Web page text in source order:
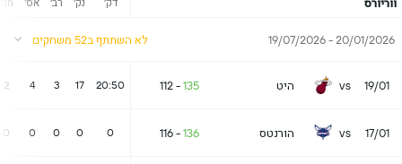
ווריורס דק' נק' רב' אס' חט'
20/01/2026 - 19/07/2026 לא השתתף ב52 משחקים
19/01
vs היט 135
-
112
20:50
17
3
4
2
17/01
vs הורנטס 136
-
116
0
0
0
0
0